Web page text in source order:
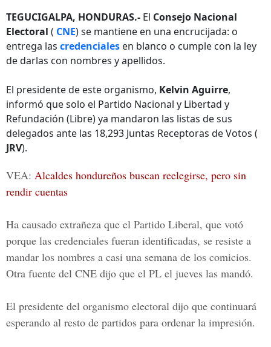
TEGUCIGALPA, HONDURAS.- El Consejo Nacional
Electoral ( CNE) se mantiene en una encrucijada: o
entrega las credenciales en blanco o cumple con la ley
de darlas con nombres y apellidos.
El presidente de este organismo, Kelvin Aguirre,
informó que solo el Partido Nacional y Libertad y
Refundación (Libre) ya mandaron las listas de sus
delegados ante las 18,293 Juntas Receptoras de Votos (
JRV).
VEA: Alcaldes hondureños buscan reelegirse, pero sin
rendir cuentas
Ha causado extrañeza que el Partido Liberal, que votó
porque las credenciales fueran identificadas, se resiste a
mandar los nombres a casi una semana de los comicios.
Otra fuente del CNE dijo que el PL el jueves las mandó.
El presidente del organismo electoral dijo que continuará
esperando al resto de partidos para ordenar la impresión.